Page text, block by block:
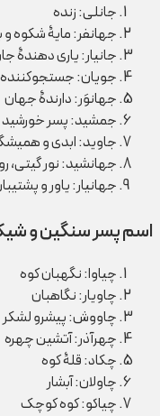
جانلی: زنده
جهانفر: مایۀ شکوه و
جانیار: یاری دهندۀ
جویان:
جهانوَر: دارندۀ جهان
جمشید: پسر خورشید
جاوید: ابدی و
جهانشید: نور گیتی،
جهانیار: یاور و
اسم پسر سنگین و
چیاوا: نگهبان کوه
چاویار: نگاهبان
چاووش: پیشرو لشکر
چهرآذر: آتشین چهره
چکاد: قلۀ کوه
چاولان: آبشار
چیاکو: کوه کوچک